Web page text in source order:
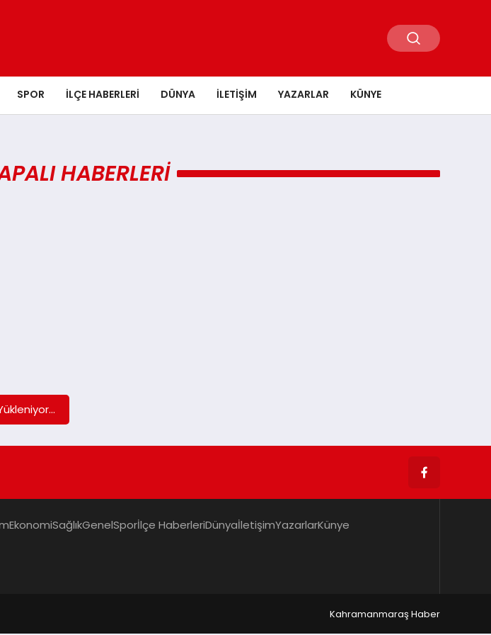
SPOR İLÇE HABERLERI DÜNYA İLETIŞIM YAZARLAR KÜNYE
HABERLERI
EkonomiSağlıkGenelSporİlçe HaberleriDünyaİletişimYazarlarKünye
Kahramanmaraş Haber